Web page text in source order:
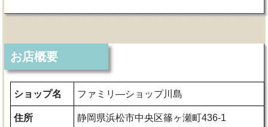
お店概要
ショップ名 ファミリ―ショップ川島
住所 静岡県浜松市中央区篠ヶ瀬町436-1